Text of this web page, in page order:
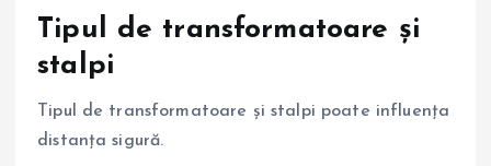
Tipul de transformatoare și
stalpi
Tipul de transformatoare și stalpi poate influența
distanța sigură.